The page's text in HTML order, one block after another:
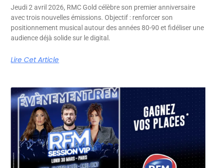
Jeudi 2 avril 2026, RMC Gold célèbre son premier anniversaire
avec trois nouvelles émissions. Objectif : renforcer son
positionnement musical autour des années 80-90 et fidéliser une
audience déjà solide sur le digital.
Lire Cet Article